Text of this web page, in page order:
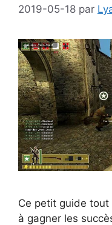
2019-05-18 par
Ce petit guide
à gagner les